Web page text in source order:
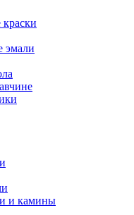
эмали
и камины